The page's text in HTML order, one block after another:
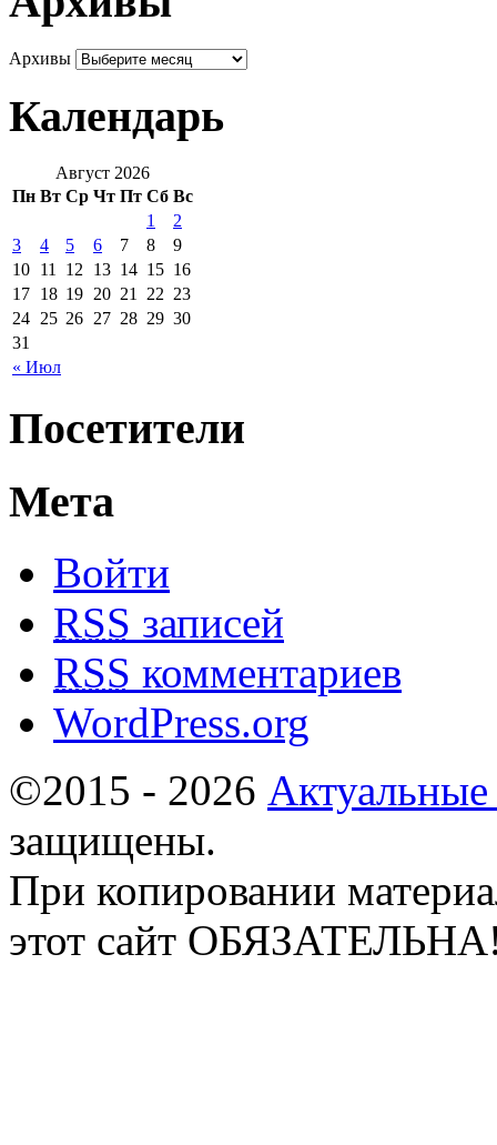
Архивы
Календарь
Август 2026
Пн Вт Ср Чт Пт Сб Вс
« Июл
1
2
3
4 5 6 7 8
9
10 11 12 13 14 15 16
17 18 19 20 21 22 23
24 25 26 27 28 29 30
31
Посетители
Мета
Войти
RSS записей
RSS комментариев
WordPress.org
©2015 - 2026
защищены.
При копировании
этот сайт